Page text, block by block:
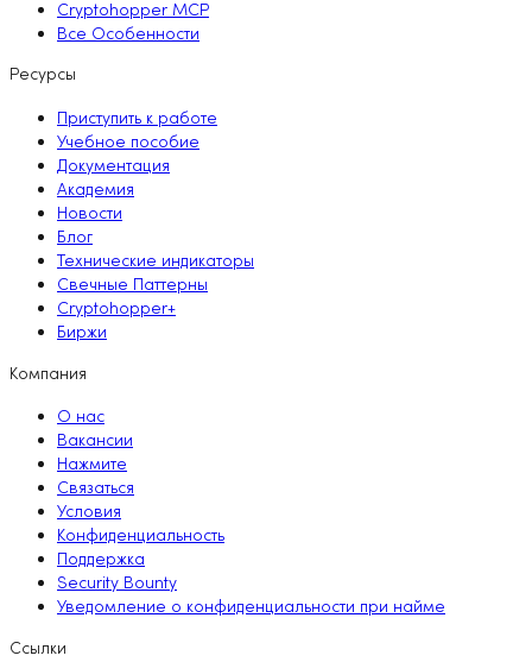
Cryptohopper MCP
Все Особенности
Ресурсы
Приступить к работе
Учебное пособие
Документация
Академия
Новости
Блог
Технические индикаторы
Свечные Паттерны
Cryptohopper+
Биржи
Компания
О нас
Вакансии
Нажмите
Связаться
Условия
Конфиденциальность
Поддержка
Security Bounty
Уведомление о конфиденциальности при найме
Ссылки